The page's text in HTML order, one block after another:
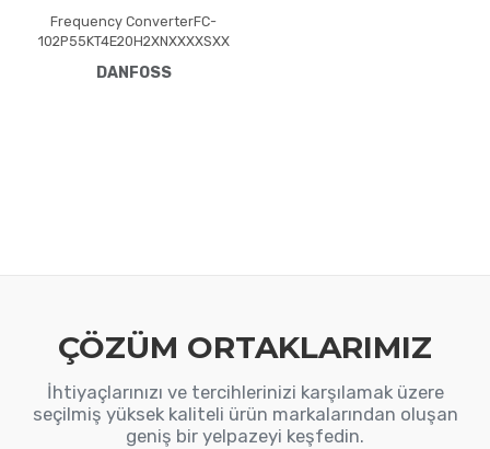
Frequency ConverterFC-
102P55KT4E20H2XNXXXXSXX
Drive FC-102(P55K) 55 KW /
DANFOSS
ÇÖZÜM ORTAKLARIMIZ
İhtiyaçlarınızı ve tercihlerinizi karşılamak üzere
seçilmiş yüksek kaliteli ürün markalarından oluşan
geniş bir yelpazeyi keşfedin.